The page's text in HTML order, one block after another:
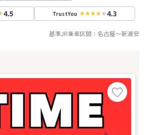
4.5 TrustYou 4.3
基準JR乗車区間： 名古屋～新浦安